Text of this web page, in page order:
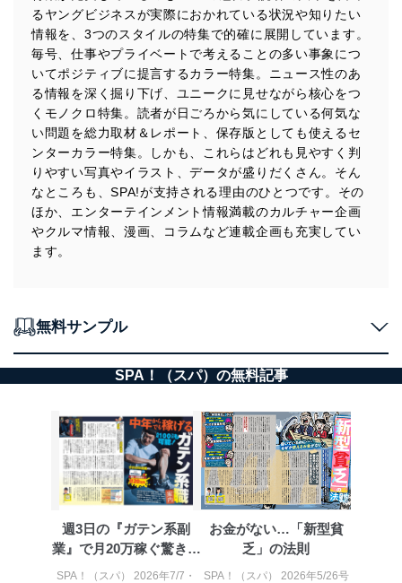
るヤングビジネスが実際におかれている状況や知りたい
情報を、3つのスタイルの特集で的確に展開しています。
毎号、仕事やプライベートで考えることの多い事象につ
いてポジティブに提言するカラー特集。ニュース性のあ
る情報を深く掘り下げ、ユニークに見せながら核心をつ
くモノクロ特集。読者が日ごろから気にしている何気な
い問題を総力取材＆レポート、保存版としても使えるセ
ンターカラー特集。しかも、これらはどれも見やすく判
りやすい写真やイラスト、データが盛りだくさん。そん
なところも、SPA!が支持される理由のひとつです。その
ほか、エンターテインメント情報満載のカルチャー企画
やクルマ情報、漫画、コラムなど連載企画も充実してい
ます。
無料サンプル
SPA！（スパ）の無料記事
週3日の『ガテン系副
業』で月20万稼ぐ驚きの
方法とは？
SPA！（スパ） 2026年7/7・
お金がない…「新型貧
乏」の法則
SPA！（スパ） 2026年5/26号